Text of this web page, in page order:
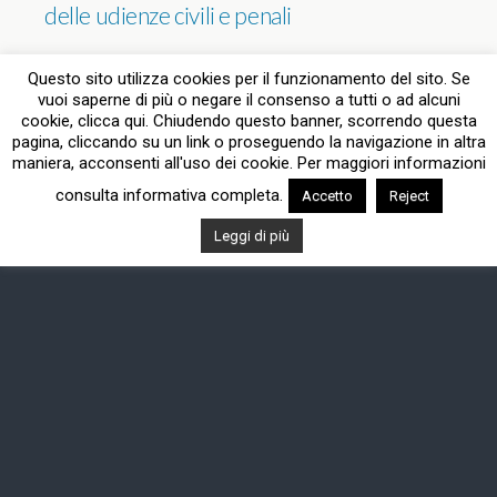
delle udienze civili e penali
Torna su
Dispositivo Portatile Pc Desktop
Questo sito utilizza cookies per il funzionamento del sito. Se
vuoi saperne di più o negare il consenso a tutti o ad alcuni
cookie, clicca qui. Chiudendo questo banner, scorrendo questa
pagina, cliccando su un link o proseguendo la navigazione in altra
maniera, acconsenti all'uso dei cookie. Per maggiori informazioni
consulta informativa completa.
Accetto Reject
Leggi di più